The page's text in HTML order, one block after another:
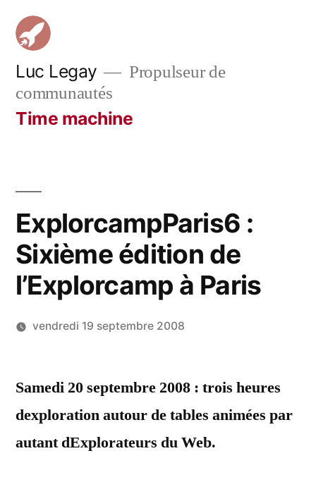
Aller
contenu
Luc Legay
Propulseur de
communautés
Time machine
ExplorcampParis6 :
Sixième édition de
l’Explorcamp à Paris
vendredi 19 septembre 2008
Samedi 20 septembre 2008 : trois heures
dexploration autour de tables animées par
autant dExplorateurs du Web.